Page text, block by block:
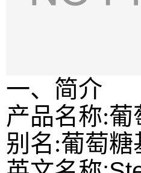
一、简介
产品名称:
别名:葡萄糖